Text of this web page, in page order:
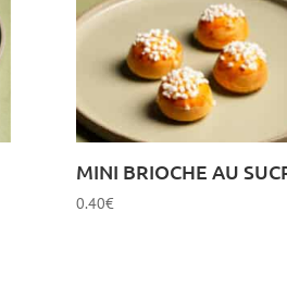
MINI BRIOCHE AU
0.40€